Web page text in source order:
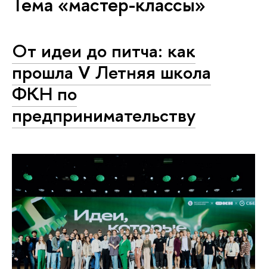
От идеи до питча: как
прошла V Летняя школа
ФКН по
предпринимательству